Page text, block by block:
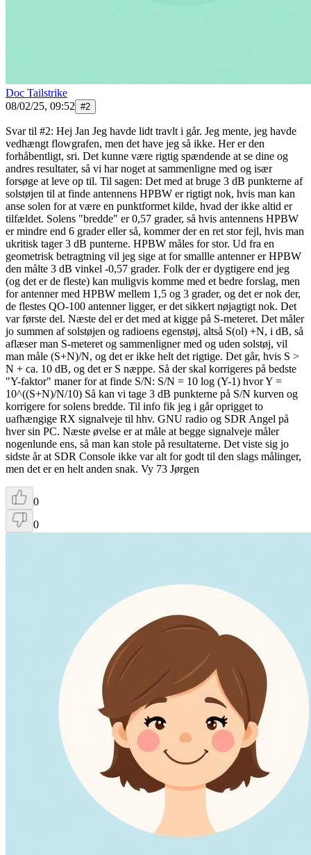
Doc Tailstrike
08/02/25, 09:52 #2
Svar til #2: Hej Jan Jeg havde lidt travlt i går. Jeg mente, jeg havde
vedhængt flowgrafen, men det have jeg så ikke. Her er den
forhåbentligt, sri. Det kunne være rigtig spændende at se dine og
andres resultater, så vi har noget at sammenligne med og især
forsøge at leve op til. Til sagen: Det med at bruge 3 dB punkterne af
solstøjen til at finde antennens HPBW er rigtigt nok, hvis man kan
anse solen for at være en punktformet kilde, hvad der ikke altid er
tilfældet. Solens "bredde" er 0,57 grader, så hvis antennens HPBW
er mindre end 6 grader eller så, kommer der en ret stor fejl, hvis man
ukritisk tager 3 dB punterne. HPBW måles for stor. Ud fra en
geometrisk betragtning vil jeg sige at for smallle antenner er HPBW
den målte 3 dB vinkel -0,57 grader. Folk der er dygtigere end jeg
(og det er de fleste) kan muligvis komme med et bedre forslag, men
for antenner med HPBW mellem 1,5 og 3 grader, og det er nok der,
de flestes QO-100 antenner ligger, er det sikkert nøjagtigt nok. Det
var første del. Næste del er det med at kigge på S-meteret. Det måler
jo summen af solstøjen og radioens egenstøj, altså S(ol) +N, i dB, så
aflæser man S-meteret og sammenligner med og uden solstøj, vil
man måle (S+N)/N, og det er ikke helt det rigtige. Det går, hvis S >
N + ca. 10 dB, og det er S næppe. Så der skal korrigeres på bedste
"Y-faktor" maner for at finde S/N: S/N = 10 log (Y-1) hvor Y =
10^((S+N)/N/10) Så kan vi tage 3 dB punkterne på S/N kurven og
korrigere for solens bredde. Til info fik jeg i går oprigget to
uafhængige RX signalveje til hhv. GNU radio og SDR Angel på
hver sin PC. Næste øvelse er at måle at begge signalveje måler
nogenlunde ens, så man kan stole på resultaterne. Det viste sig jo
sidste år at SDR Console ikke var alt for godt til den slags målinger,
men det er en helt anden snak. Vy 73 Jørgen
0
0